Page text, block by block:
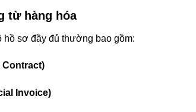
từ hàng hóa
sơ đầy đủ thường bao gồm:
Invoice)